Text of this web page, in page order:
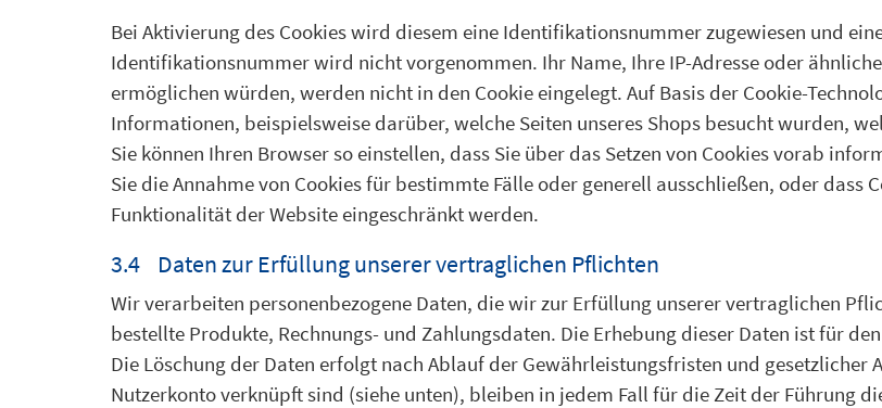
Bei Aktivierung des Cookies wird diesem eine Identifikationsnummer zugewiesen und
Identifikationsnummer wird nicht vorgenommen. Ihr Name, Ihre IP-Adresse oder
ermöglichen würden, werden nicht in den Cookie eingelegt. Auf Basis der Cookie-
Informationen, beispielsweise darüber, welche Seiten unseres Shops besucht wurden,
Sie können Ihren Browser so einstellen, dass Sie über das Setzen von Cookies vorab
Sie die Annahme von Cookies für bestimmte Fälle oder generell ausschließen, oder
Funktionalität der Website eingeschränkt werden.
3.4 Daten zur Erfüllung unserer vertraglichen Pflichten
Wir verarbeiten personenbezogene Daten, die wir zur Erfüllung unserer vertraglichen
bestellte Produkte, Rechnungs- und Zahlungsdaten. Die Erhebung dieser Daten ist für
Die Löschung der Daten erfolgt nach Ablauf der Gewährleistungsfristen und
Nutzerkonto verknüpft sind (siehe unten), bleiben in jedem Fall für die Zeit der Führung